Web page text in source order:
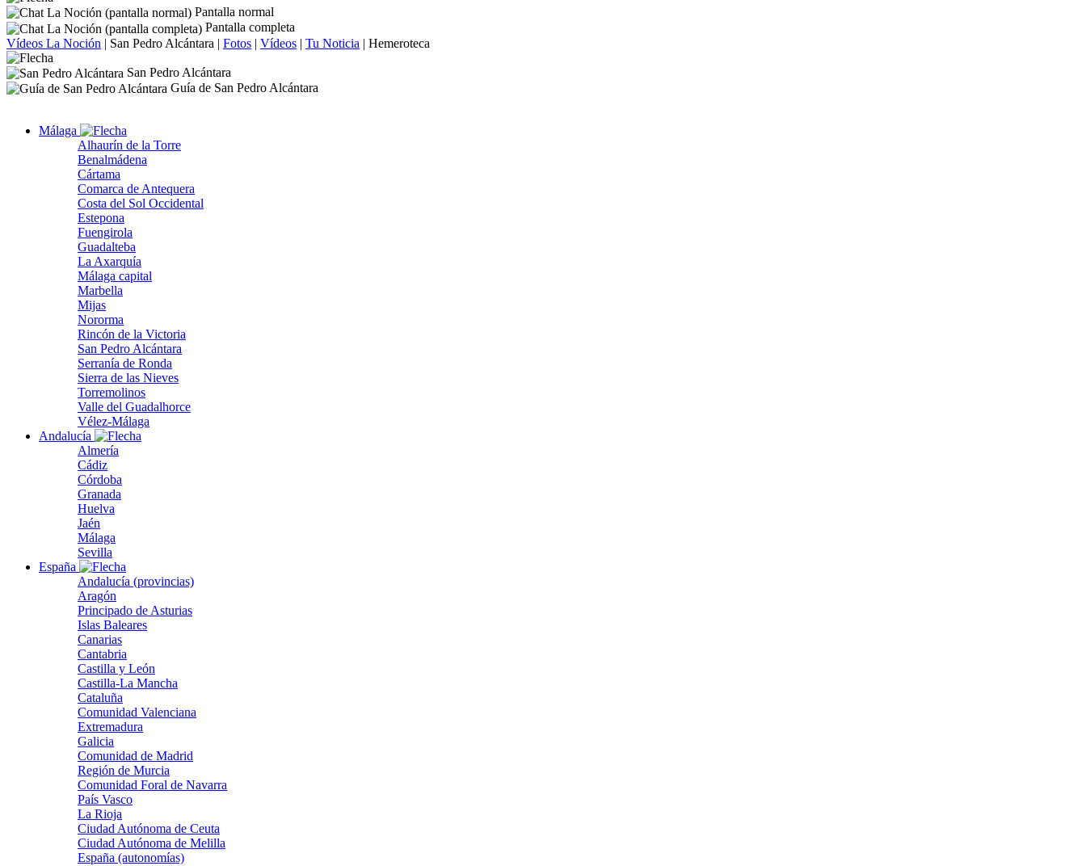
Pantalla normal
Pantalla completa
Vídeos La Noción | San Pedro Alcántara | Fotos | Vídeos | Tu Noticia | Hemeroteca
San Pedro Alcántara
Guía de San Pedro Alcántara
Málaga
Alhaurín de la Torre
Benalmádena
Cártama
Comarca de Antequera
Costa del Sol Occidental
Estepona
Fuengirola
Guadalteba
La Axarquía
Málaga capital
Marbella
Mijas
Nororma
Rincón de la Victoria
San Pedro Alcántara
Serranía de Ronda
Sierra de las Nieves
Torremolinos
Valle del Guadalhorce
Vélez-Málaga
Andalucía
Almería
Cádiz
Córdoba
Granada
Huelva
Jaén
Málaga
Sevilla
España
Andalucía (provincias)
Aragón
Principado de Asturias
Islas Baleares
Canarias
Cantabria
Castilla y León
Castilla-La Mancha
Cataluña
Comunidad Valenciana
Extremadura
Galicia
Comunidad de Madrid
Región de Murcia
Comunidad Foral de Navarra
País Vasco
La Rioja
Ciudad Autónoma de Ceuta
Ciudad Autónoma de Melilla
España (autonomías)